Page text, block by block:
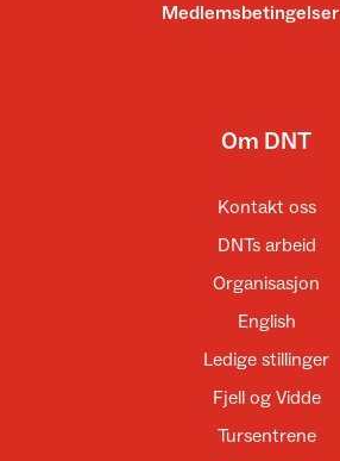
Medlemsbetingelser
Om DNT
Kontakt oss
DNTs arbeid
Organisasjon
English
Ledige stillinger
Fjell og Vidde
Tursentrene